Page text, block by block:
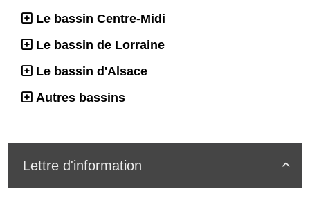
Le bassin Centre-Midi
Le bassin de Lorraine
Le bassin d'Alsace
Autres bassins

Lettre d'information